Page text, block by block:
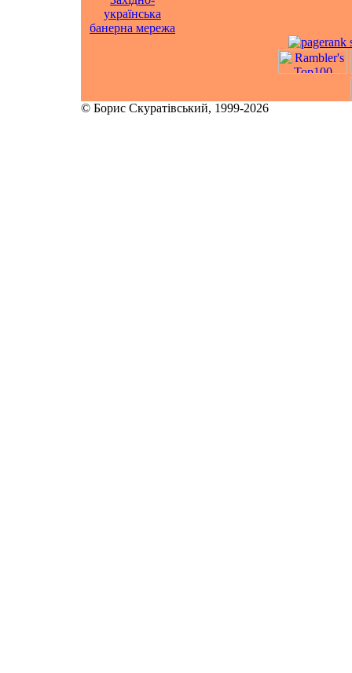
українська
банерна мережа
© Борис Скуратівський, 1999-2026